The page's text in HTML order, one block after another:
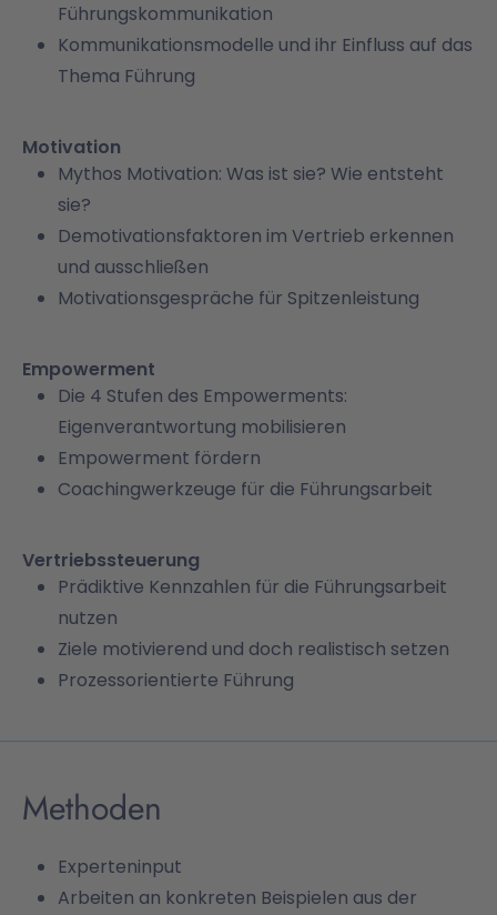
Führungskommunikation
Kommunikationsmodelle und ihr Einfluss auf das
Thema Führung
Motivation
Mythos Motivation: Was ist sie? Wie entsteht
sie?
Demotivationsfaktoren im Vertrieb erkennen
und ausschließen
Motivationsgespräche für Spitzenleistung
Empowerment
Die 4 Stufen des Empowerments:
Eigenverantwortung mobilisieren
Empowerment fördern
Coachingwerkzeuge für die Führungsarbeit
Vertriebssteuerung
Prädiktive Kennzahlen für die Führungsarbeit
nutzen
Ziele motivierend und doch realistisch setzen
Prozessorientierte Führung
Methoden
Experteninput
Arbeiten an konkreten Beispielen aus der